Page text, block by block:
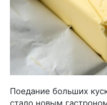
Поедание больших
стало новым